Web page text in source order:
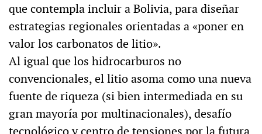
que contempla incluir a Bolivia, para diseñar
estrategias regionales orientadas a «poner en
valor los carbonatos de litio».
Al igual que los hidrocarburos no
convencionales, el litio asoma como una nueva
fuente de riqueza (si bien intermediada en su
gran mayoría por multinacionales), desafío